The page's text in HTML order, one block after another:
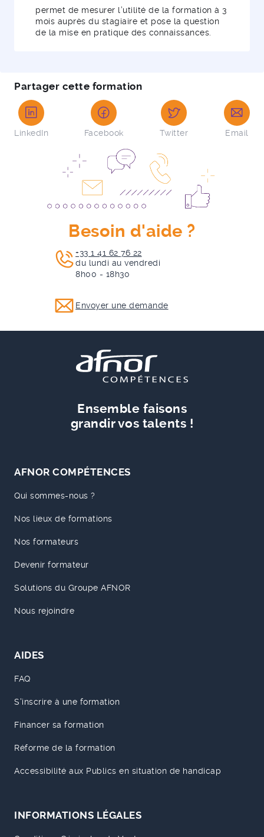
permet de mesurer l’utilité de la formation à 3
mois auprès du stagiaire et pose la question
de la mise en pratique des connaissances.
Partager cette formation
LinkedIn Facebook Twitter Email
Besoin d'aide ?
+33 1 41 62 76 22
du lundi au vendredi
8h00 - 18h30
Envoyer une demande
Ensemble faisons
grandir vos talents !
AFNOR COMPÉTENCES
Qui sommes-nous ?
Nos lieux de formations
Nos formateurs
Devenir formateur
Solutions du Groupe AFNOR
Nous rejoindre
AIDES
FAQ
S'inscrire à une formation
Financer sa formation
Réforme de la formation
Accessibilité aux Publics en situation de handicap
INFORMATIONS LÉGALES